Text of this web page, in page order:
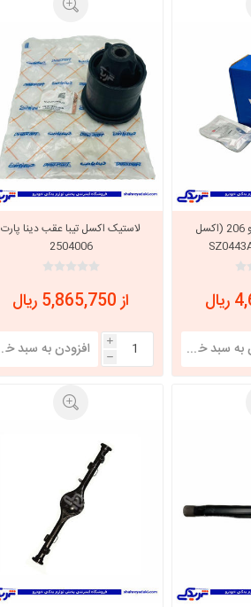
کاسه نمد ژامبون پژو 206 (اکسل
لاستیک اکسل تیبا عقب دینا پارت
2504006
از 5,865,750 ریال
i
h